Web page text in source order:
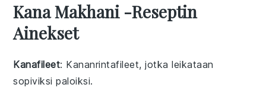
Kana Makhani -reseptin
Ainekset
Kanafileet: Kananrintafileet, jotka leikataan
sopiviksi paloiksi.